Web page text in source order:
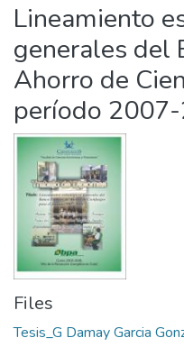
Lineamiento
generales del
Ahorro de
período
Files
Tesis_G Damay Garcia